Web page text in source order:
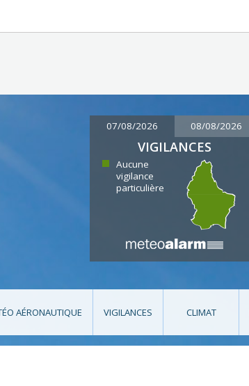
07/08/2026 08/08/2026
VIGILANCES
Aucune
vigilance
particulière
AÉRONAUTIQUE VIGILANCES CLIMAT